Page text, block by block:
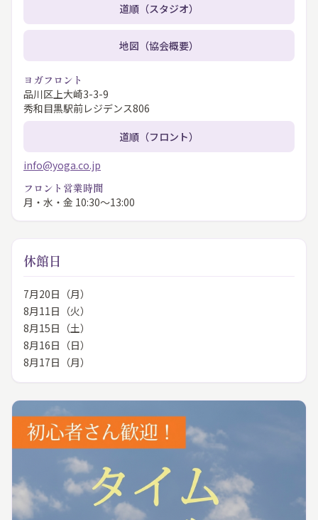
道順（スタジオ）
地図（協会概要）
ヨガフロント
品川区上大崎3-3-9
秀和目黒駅前レジデンス806
道順（フロント）
info@yoga.co.jp
フロント営業時間
月・水・金 10:30〜13:00
休館日
7月20日（月）
8月11日（火）
8月15日（土）
8月16日（日）
8月17日（月）